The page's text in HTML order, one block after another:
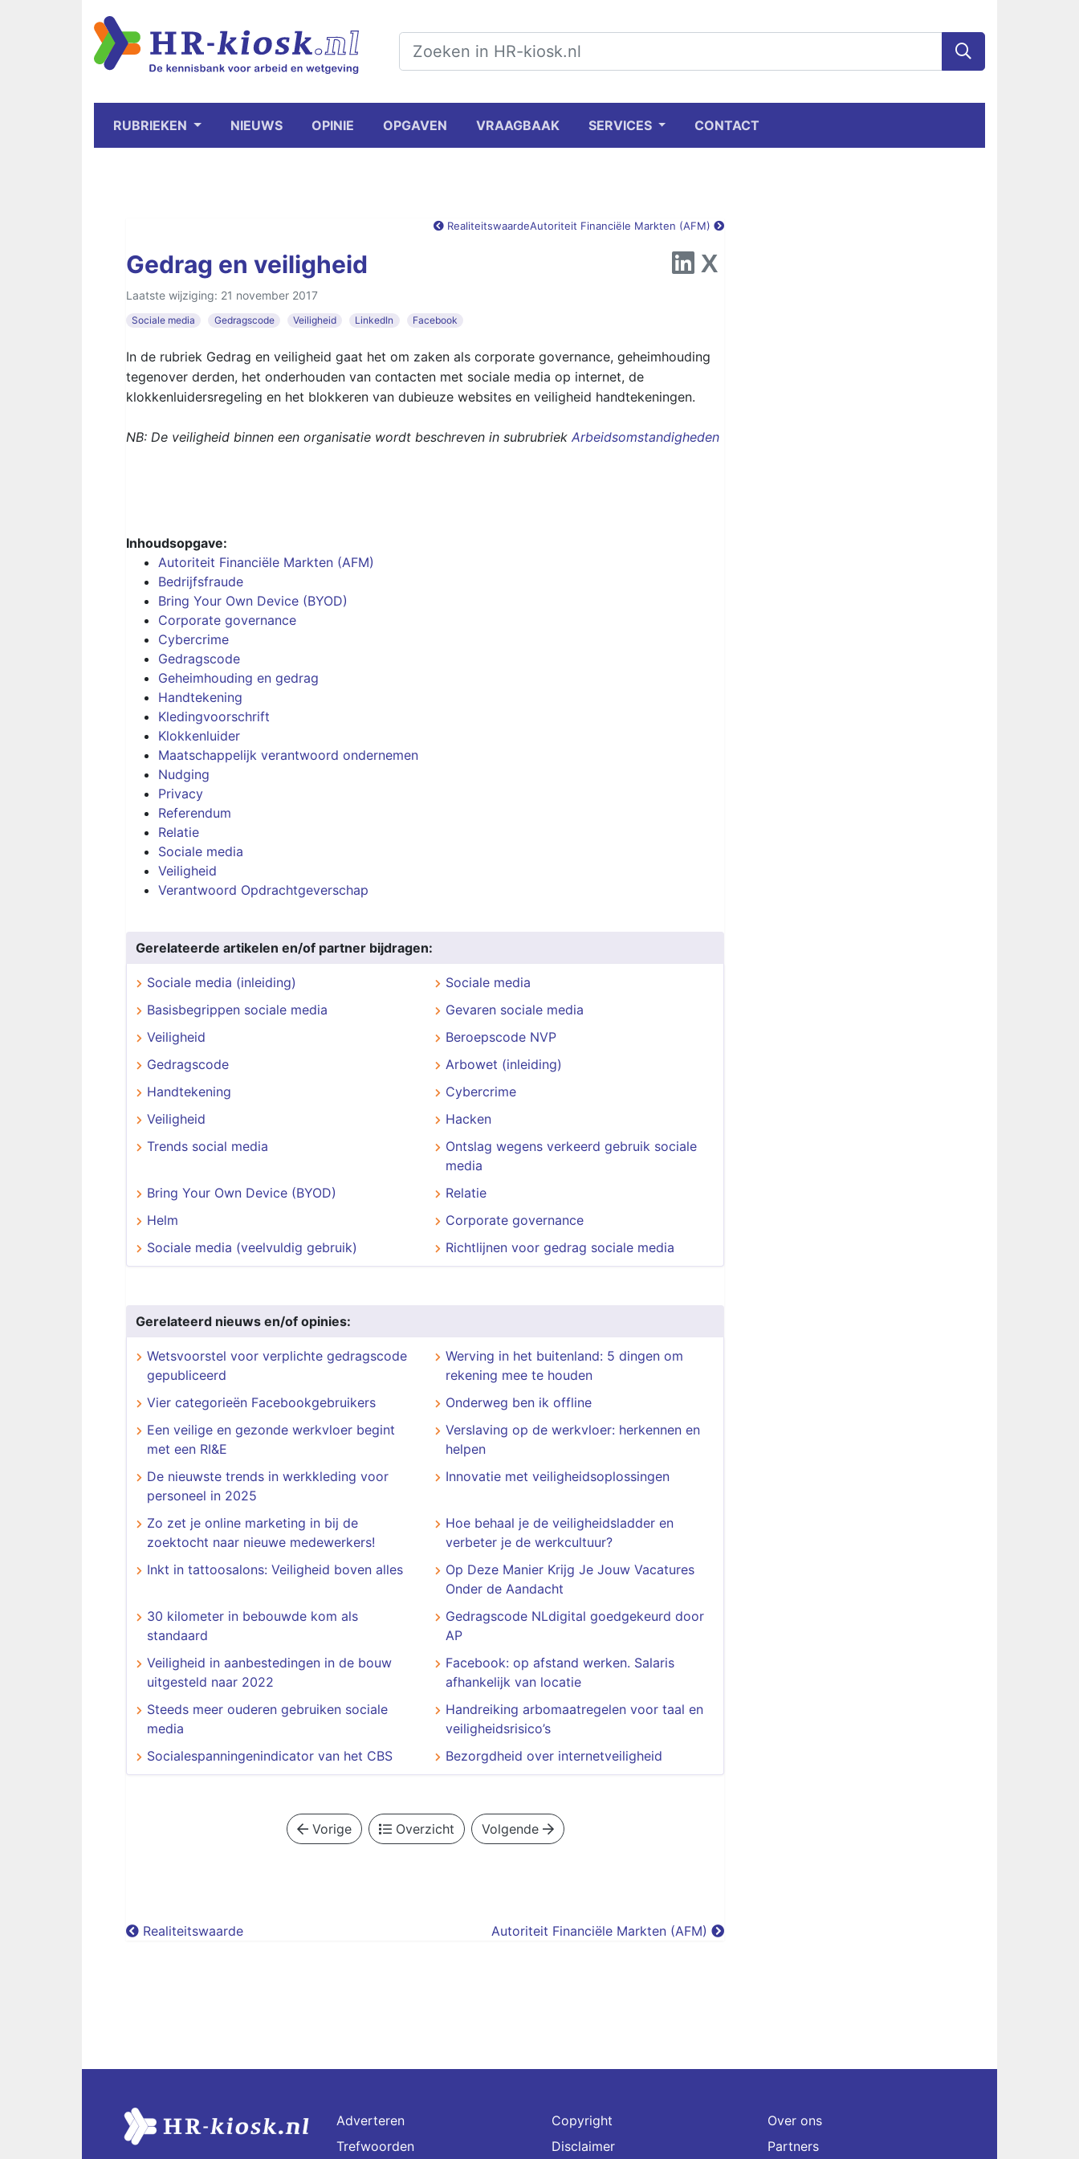
RUBRIEKEN NIEUWS OPINIE OPGAVEN VRAAGBAAK SERVICES CONTACT
RealiteitswaardeAutoriteit Financiële Markten (AFM)
Gedrag en veiligheid
Laatste wijziging: 21 november 2017
Sociale media Gedragscode Veiligheid LinkedIn Facebook
In de rubriek Gedrag en veiligheid gaat het om zaken als corporate governance, geheimhouding
tegenover derden, het onderhouden van contacten met sociale media op internet, de
klokkenluidersregeling en het blokkeren van dubieuze websites en veiligheid handtekeningen.
NB: De veiligheid binnen een organisatie wordt beschreven in subrubriek Arbeidsomstandigheden
Inhoudsopgave:
Autoriteit Financiële Markten (AFM)
Bedrijfsfraude
Bring Your Own Device (BYOD)
Corporate governance
Cybercrime
Gedragscode
Geheimhouding en gedrag
Handtekening
Kledingvoorschrift
Klokkenluider
Maatschappelijk verantwoord ondernemen
Nudging
Privacy
Referendum
Relatie
Sociale media
Veiligheid
Verantwoord Opdrachtgeverschap
Gerelateerde artikelen en/of partner bijdragen:
Sociale media (inleiding)
Sociale media
Basisbegrippen sociale media
Gevaren sociale media
Veiligheid
Beroepscode NVP
Gedragscode
Arbowet (inleiding)
Handtekening
Cybercrime
Veiligheid
Hacken
Trends social media
Ontslag wegens verkeerd gebruik sociale
media
Bring Your Own Device (BYOD)
Relatie
Helm
Corporate governance
Sociale media (veelvuldig gebruik)
Richtlijnen voor gedrag sociale media
Gerelateerd nieuws en/of opinies:
Wetsvoorstel voor verplichte gedragscode
gepubliceerd
Werving in het buitenland: 5 dingen om
rekening mee te houden
Vier categorieën Facebookgebruikers
Onderweg ben ik offline
​​​​​​​Een veilige en gezonde werkvloer begint
met een RI&E
Verslaving op de werkvloer: herkennen en
helpen
De nieuwste trends in werkkleding voor
personeel in 2025
Innovatie met veiligheidsoplossingen
Zo zet je online marketing in bij de
zoektocht naar nieuwe medewerkers!
Hoe behaal je de veiligheidsladder en
verbeter je de werkcultuur?
Inkt in tattoosalons: Veiligheid boven alles
Op Deze Manier Krijg Je Jouw Vacatures
Onder de Aandacht
30 kilometer in bebouwde kom als
standaard
Gedragscode NLdigital goedgekeurd door
AP
Veiligheid in aanbestedingen in de bouw
uitgesteld naar 2022
Facebook: op afstand werken. Salaris
afhankelijk van locatie
Steeds meer ouderen gebruiken sociale
media
Handreiking arbomaatregelen voor taal en
veiligheidsrisico’s
Socialespanningenindicator van het CBS
Bezorgdheid over internetveiligheid
Vorige Overzicht Volgende
Realiteitswaarde Autoriteit Financiële Markten (AFM)
Adverteren
Trefwoorden
Copyright
Disclaimer
Over ons
Partners